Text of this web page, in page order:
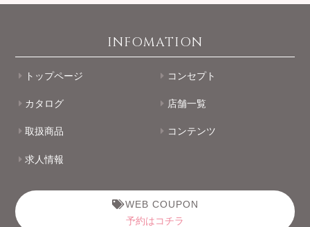
INFOMATION
トップページ コンセプト
カタログ 店舗一覧
取扱商品 コンテンツ
求人情報
WEB COUPON
予約はコチラ